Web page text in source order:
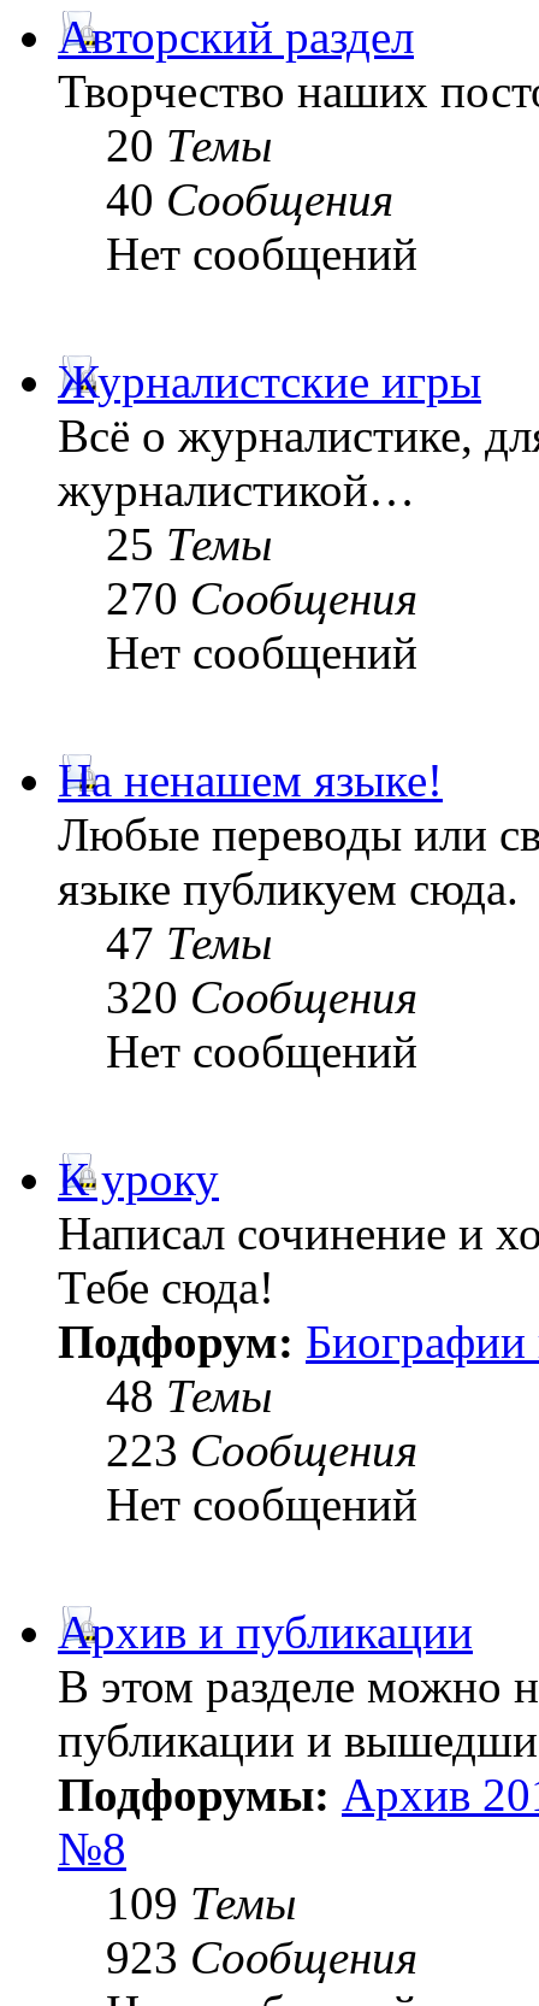
Авторский раздел
Творчество наших
20 Темы
40 Сообщения
Нет сообщений
Журналистские игры
Всё о журналистике,
журналистикой…
25 Темы
270 Сообщения
Нет сообщений
На ненашем языке!
Любые переводы или
языке публикуем сюда.
47 Темы
320 Сообщения
Нет сообщений
К уроку
Написал сочинение и
Тебе сюда!
Подфорум: Биографии
48 Темы
223 Сообщения
Нет сообщений
Архив и публикации
В этом разделе можно
публикации и
Подфорумы: Архив
№8
109 Темы
923 Сообщения